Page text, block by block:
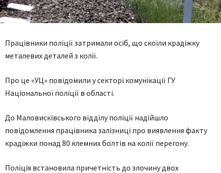
Працівники поліції затримали осіб, що скоїли крадіжку
металевих деталей з колії.
Про це «УЦ» повідомили у секторі комунікації ГУ
Національної поліції в області.
До Маловисківського відділу поліції надійшло
повідомлення працівника залізниці про виявлення факту
крадіжки понад 80 клемних болтів на колії перегону.
Поліція встановила причетність до злочину двох